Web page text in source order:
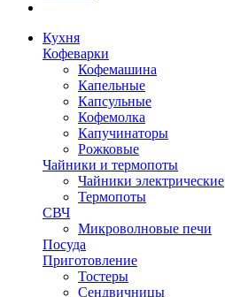
Кухня
Кофеварки
Кофемашина
Капельные
Капсульные
Кофемолка
Капучинаторы
Рожковые
Чайники и термопоты
Чайники электрические
Термопоты
СВЧ
Микроволновые печи
Посуда
Приготовление
Тостеры
Сендвичницы